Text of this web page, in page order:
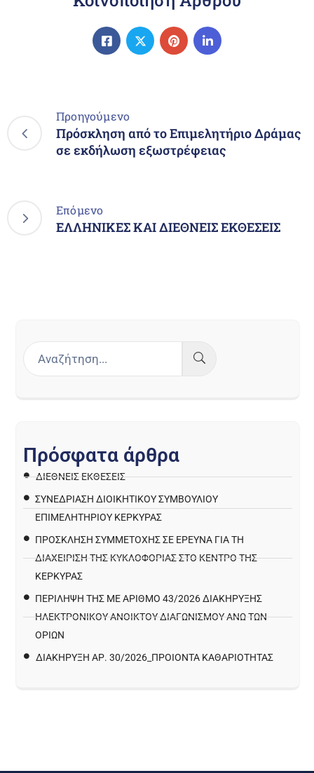
Προηγούμενο
Πρόσκληση από το Επιμελητήριο Δράμας
σε εκδήλωση εξωστρέφειας
Επόμενο
ΕΛΛΗΝΙΚΕΣ ΚΑΙ ΔΙΕΘΝΕΙΣ ΕΚΘΕΣΕΙΣ
Πρόσφατα άρθρα
ΔΙΕΘΝΕΙΣ ΕΚΘΕΣΕΙΣ
ΣΥΝΕΔΡΙΑΣΗ ΔΙΟΙΚΗΤΙΚΟΥ ΣΥΜΒΟΥΛΙΟΥ
ΕΠΙΜΕΛΗΤΗΡΙΟΥ ΚΕΡΚΥΡΑΣ
ΠΡΌΣΚΛΗΣΗ ΣΥΜΜΕΤΟΧΉΣ ΣΕ ΈΡΕΥΝΑ ΓΙΑ ΤΗ
ΔΙΑΧΕΊΡΙΣΗ ΤΗΣ ΚΥΚΛΟΦΟΡΊΑΣ ΣΤΟ ΚΈΝΤΡΟ ΤΗΣ
ΚΈΡΚΥΡΑΣ
ΠΕΡΙΛΗΨΗ ΤΗΣ ΜΕ ΑΡΙΘΜΟ 43/2026 ΔΙΑΚΗΡΥΞΗΣ
ΗΛΕΚΤΡΟΝΙΚΟΥ ΑΝΟΙΚΤΟΥ ΔΙΑΓΩΝΙΣΜΟΥ ΑΝΩ ΤΩΝ
ΟΡΙΩΝ
ΔΙΑΚΉΡΥΞΗ ΑΡ. 30/2026_ΠΡΟΙΌΝΤΑ ΚΑΘΑΡΙΌΤΗΤΑΣ